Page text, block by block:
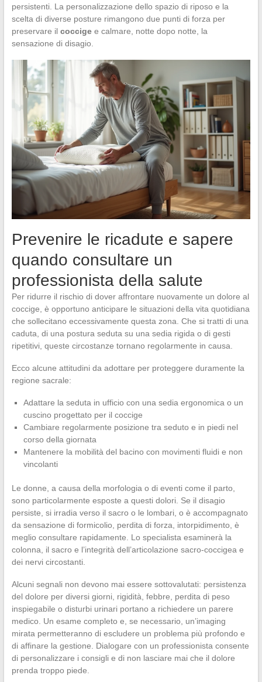
persistenti. La personalizzazione dello spazio di riposo e la
scelta di diverse posture rimangono due punti di forza per
preservare il coccigee calmare, notte dopo notte, la
sensazione di disagio.
Prevenire le ricadute e sapere
quando consultare un
professionista della salute
Per ridurre il rischio di dover affrontare nuovamente un dolore al
coccige, è opportuno anticipare le situazioni della vita quotidiana
che sollecitano eccessivamente questa zona. Che si tratti di una
caduta, di una postura seduta su una sedia rigida o di gesti
ripetitivi, queste circostanze tornano regolarmente in causa.
Ecco alcune attitudini da adottare per proteggere duramente la
regione sacrale:
Adattare la seduta in ufficio con una sedia ergonomica o un
cuscino progettato per il coccige
Cambiare regolarmente posizione tra seduto e in piedi nel
corso della giornata
Mantenere la mobilità del bacino con movimenti fluidi e non
vincolanti
Le donne, a causa della morfologia o di eventi come il parto,
sono particolarmente esposte a questi dolori. Se il disagio
persiste, si irradia verso il sacro o le lombari, o è accompagnato
da sensazione di formicolio, perdita di forza, intorpidimento, è
meglio consultare rapidamente. Lo specialista esaminerà la
colonna, il sacro e l’integrità dell’articolazione sacro-coccigea e
dei nervi circostanti.
Alcuni segnali non devono mai essere sottovalutati: persistenza
del dolore per diversi giorni, rigidità, febbre, perdita di peso
inspiegabile o disturbi urinari portano a richiedere un parere
medico. Un esame completo e, se necessario, un’imaging
mirata permetteranno di escludere un problema più profondo e
di affinare la gestione. Dialogare con un professionista consente
di personalizzare i consigli e di non lasciare mai che il dolore
prenda troppo piede.